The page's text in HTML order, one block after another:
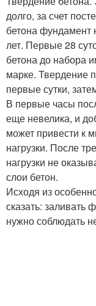
долго, за счет
бетона фундамент
лет. Первые 28
бетона до набора
марке. Твердение
первые сутки,
В первые часы
еще невелика, и
может привести к
нагрузки. После
нагрузки не
слои бетон.
Исходя из
сказать:
нужно соблюдать